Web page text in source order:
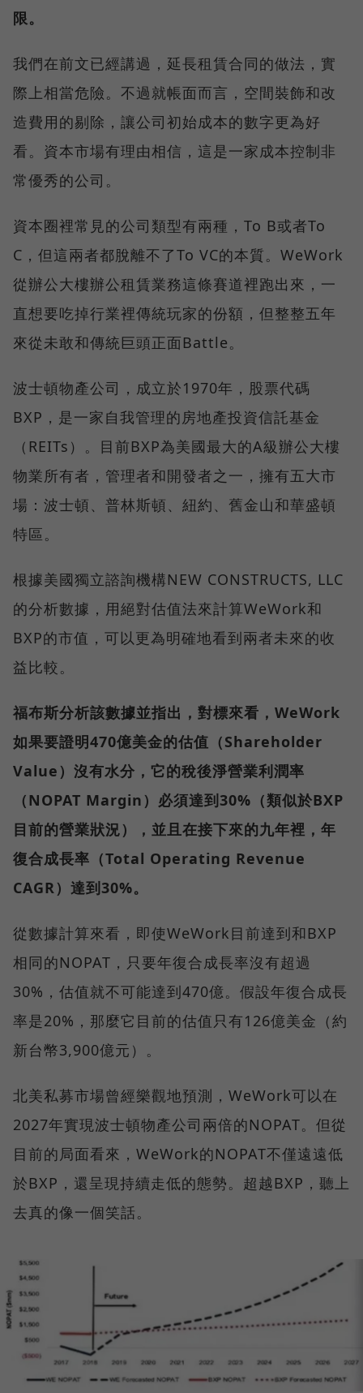
限。
我們在前文已經講過，延長租賃合同的做法，實
際上相當危險。不過就帳面而言，空間裝飾和改
造費用的剔除，讓公司初始成本的數字更為好
看。資本市場有理由相信，這是一家成本控制非
常優秀的公司。
資本圈裡常見的公司類型有兩種，To B或者To
C，但這兩者都脫離不了To VC的本質。WeWork
從辦公大樓辦公租賃業務這條賽道裡跑出來，一
直想要吃掉行業裡傳統玩家的份額，但整整五年
來從未敢和傳統巨頭正面Battle。
波士頓物產公司，成立於1970年，股票代碼
BXP，是一家自我管理的房地產投資信託基金
（REITs）。目前BXP為美國最大的A級辦公大樓
物業所有者，管理者和開發者之一，擁有五大市
場：波士頓、普林斯頓、紐約、舊金山和華盛頓
特區。
根據美國獨立諮詢機構NEW CONSTRUCTS, LLC
的分析數據，用絕對估值法來計算WeWork和
BXP的市值，可以更為明確地看到兩者未來的收
益比較。
福布斯分析該數據並指出，對標來看，WeWork
如果要證明470億美金的估值（Shareholder
Value）沒有水分，它的稅後淨營業利潤率
（NOPAT Margin）必須達到30%（類似於BXP
目前的營業狀況），並且在接下來的九年裡，年
復合成長率（Total Operating Revenue
CAGR）達到30%。
從數據計算來看，即使WeWork目前達到和BXP
相同的NOPAT，只要年復合成長率沒有超過
30%，估值就不可能達到470億。假設年復合成長
率是20%，那麼它目前的估值只有126億美金（約
新台幣3,900億元）。
北美私募市場曾經樂觀地預測，WeWork可以在
2027年實現波士頓物產公司兩倍的NOPAT。但從
目前的局面看來，WeWork的NOPAT不僅遠遠低
於BXP，還呈現持續走低的態勢。超越BXP，聽上
去真的像一個笑話。